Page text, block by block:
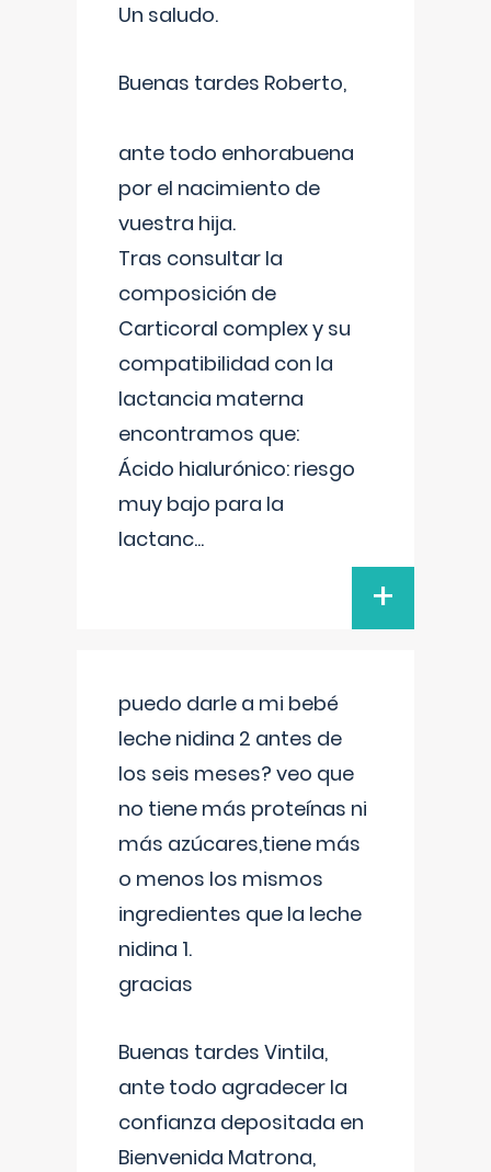
Un saludo.
Buenas tardes Roberto,
ante todo enhorabuena
por el nacimiento de
vuestra hija.
Tras consultar la
composición de
Carticoral complex y su
compatibilidad con la
lactancia materna
encontramos que:
Ácido hialurónico: riesgo
muy bajo para la
lactanc...
+
puedo darle a mi bebé
leche nidina 2 antes de
los seis meses? veo que
no tiene más proteínas ni
más azúcares,tiene más
o menos los mismos
ingredientes que la leche
nidina 1.
gracias
Buenas tardes Vintila,
ante todo agradecer la
confianza depositada en
Bienvenida Matrona,